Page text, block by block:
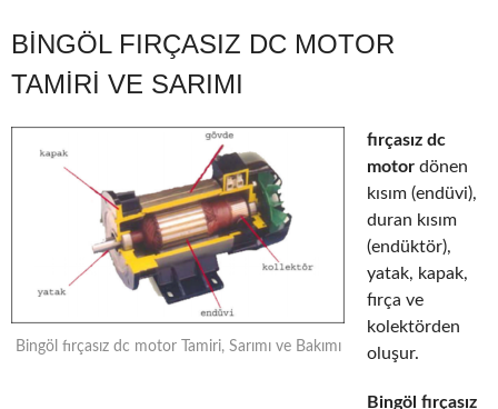
BINGÖL FIRÇASIZ DC MOTOR
TAMIRI VE SARIMI
Bingöl fırçasız dc motor Tamiri, Sarımı ve Bakımı
fırçasız dc
motor dönen
kısım (endüvi),
duran kısım
(endüktör),
yatak, kapak,
fırça ve
kolektörden
oluşur.
Bingöl fırçasız